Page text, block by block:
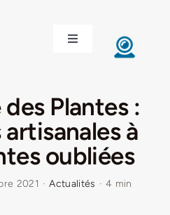
Toggle
Navigation
Plantes :
à
oubliées
2021 · Actualités · 4 min